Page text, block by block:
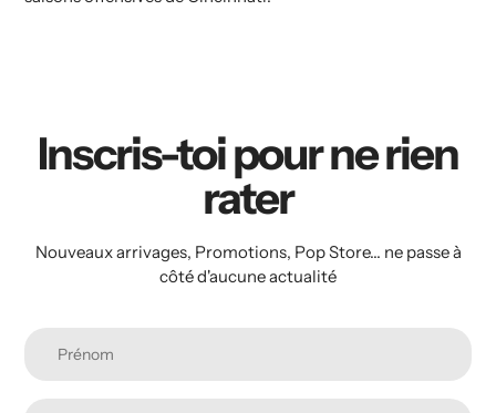
Inscris-toi pour ne rien
rater
Nouveaux arrivages, Promotions, Pop Store... ne passe à
côté d'aucune actualité